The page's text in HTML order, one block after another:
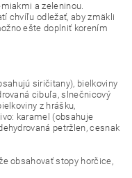
a zeleninou.
chvíľu odležať, aby zmäkli
ešte doplniť korením
siričitany), bielkoviny
cibuľa , slnečnicový
z hrášku,
: karamel (obsahuje
petržlen, cesnak
obsahovať stopy horčice,